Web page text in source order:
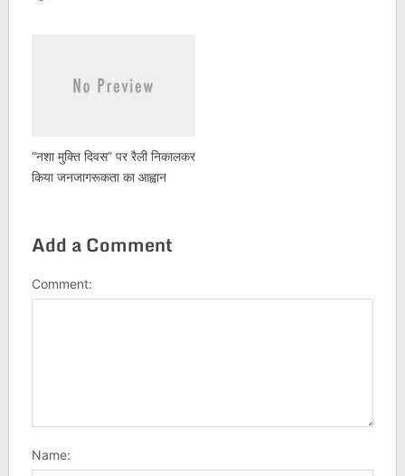
“नशा मुक्ति दिवस” पर रैली निकालकर
किया जनजागरूकता का आह्वान
Add a Comment
Comment:
Name: